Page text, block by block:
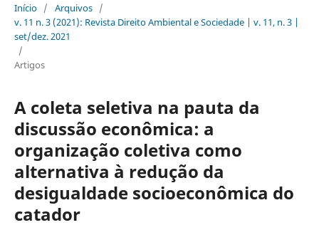
Início / Arquivos /
v. 11 n. 3 (2021): Revista Direito Ambiental e Sociedade | v. 11, n. 3 |
set/dez. 2021
/
Artigos
A coleta seletiva na pauta da
discussão econômica: a
organização coletiva como
alternativa à redução da
desigualdade socioeconômica do
catador